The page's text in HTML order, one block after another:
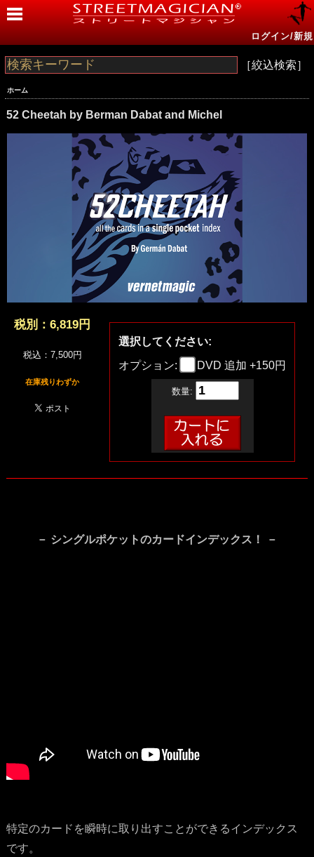
ログイン/新規
［絞込検索］
ホーム
52 Cheetah by Berman Dabat and Michel
税別： 6,819円
税込：7,500円
在庫残りわずか
選択してください:
オプション:
DVD 追加 +150円
数量:
－ シングルポケットのカードインデックス！ －
特定のカードを瞬時に取り出すことができるインデックス
です。